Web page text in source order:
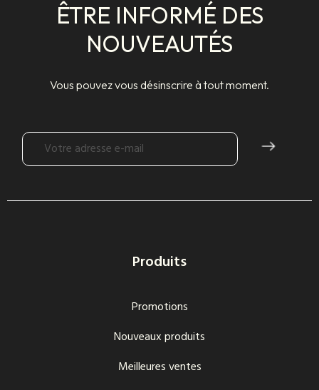
ÊTRE INFORMÉ DES
NOUVEAUTÉS
Vous pouvez vous désinscrire à tout moment.
Produits
Promotions
Nouveaux produits
Meilleures ventes